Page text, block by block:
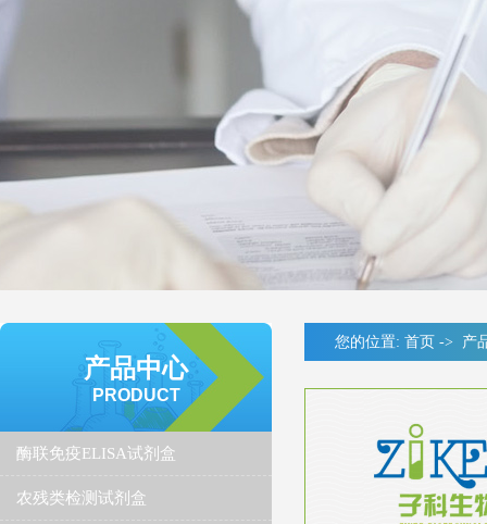
产品中心
PRODUCT
酶联免疫ELISA试剂盒
农残类检测试剂盒
您的位置: 首页 -> 产